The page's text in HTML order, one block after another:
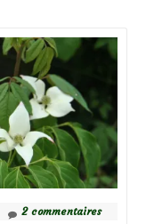
2 commentaires